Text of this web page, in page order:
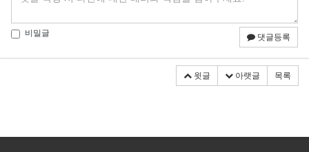
비밀글 댓글등록
윗글 아랫글 목록